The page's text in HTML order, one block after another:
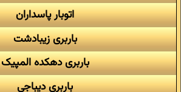
اتوبار پاسداران
باربری زیبادشت
باربری دهکده المپیک
باربری دیباجی